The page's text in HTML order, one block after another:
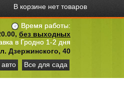
В корзине нет товаров
Время работы:
без выходных
в Гродно 1-2 дня
Дзержинского, 40
Все для сада